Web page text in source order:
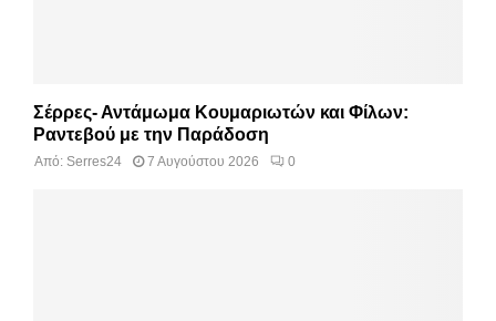
Σέρρες- Αντάμωμα Κουμαριωτών και Φίλων:
Ραντεβού με την Παράδοση
Από: Serres24 7 Αυγούστου 2026 0